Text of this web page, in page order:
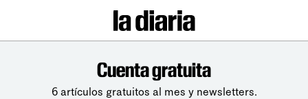
Cuenta gratuita
6 artículos gratuitos al mes y newsletters.